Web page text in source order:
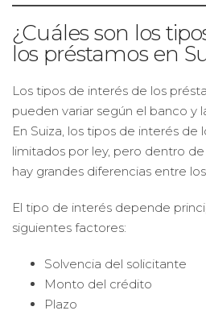
¿Cuáles son los
los préstamos en
Los tipos de interés de los
pueden variar según el banco y
En Suiza, los tipos de interés de
limitados por ley, pero dentro
hay grandes diferencias entre
El tipo de interés depende
siguientes factores:
Solvencia del solicitante
Monto del crédito
Plazo